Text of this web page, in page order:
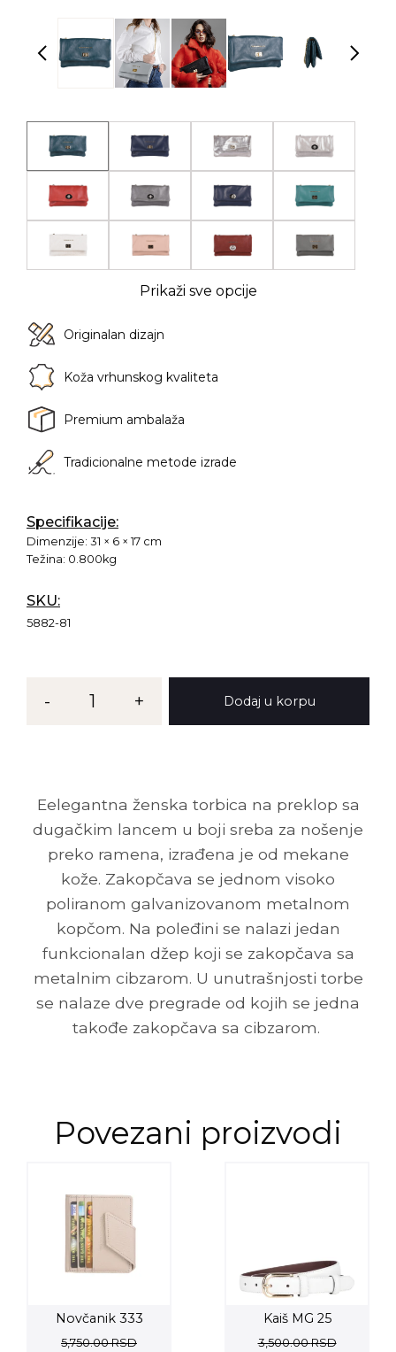
Originalan dizajn
Koža vrhunskog kvaliteta
Premium ambalaža
Tradicionalne metode izrade
Specifikacije:
Dimenzije: 31 × 6 × 17 cm
Težina: 0.800kg
SKU:
5882-81
Prikaži sve opcije
- 1 + Dodaj u korpu
Eelegantna ženska torbica na preklop sa
dugačkim lancem u boji sreba za nošenje
preko ramena, izrađena je od mekane
kože. Zakopčava se jednom visoko
poliranom galvanizovanom metalnom
kopčom. Na poleđini se nalazi jedan
funkcionalan džep koji se zakopčava sa
metalnim cibzarom. U unutrašnjosti torbe
se nalaze dve pregrade od kojih se jedna
takođe zakopčava sa cibzarom.
Povezani proizvodi
Novčanik 333
5,750.00RSD
Kaiš MG 25
3,500.00RSD